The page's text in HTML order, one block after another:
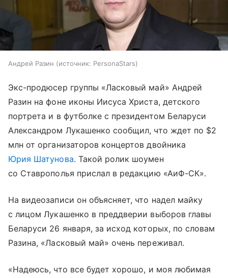
Андрей Разин источник: PersonaStars
Экс-продюсер группы «Ласковый май» Андрей
Разин на фоне иконы Иисуса Христа, детского
портрета и в футболке с президентом Беларуси
Александром Лукашенко сообщил, что ждет по $2
млн от организаторов концертов двойника
Юрия Шатунова. Такой ролик шоумен
со Ставрополья прислал в редакцию «АиФ-СК».
На видеозаписи он объясняет, что надел майку
с лицом Лукашенко в преддверии выборов главы
Беларуси 26 января, за исход которых, по словам
Разина, «Ласковый май» очень переживал.
«Надеюсь, что все будет хорошо, и моя любимая